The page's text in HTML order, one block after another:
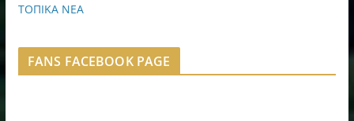
ΤΟΠΙΚΑ ΝΕΑ
FANS FACEBOOK PAGE